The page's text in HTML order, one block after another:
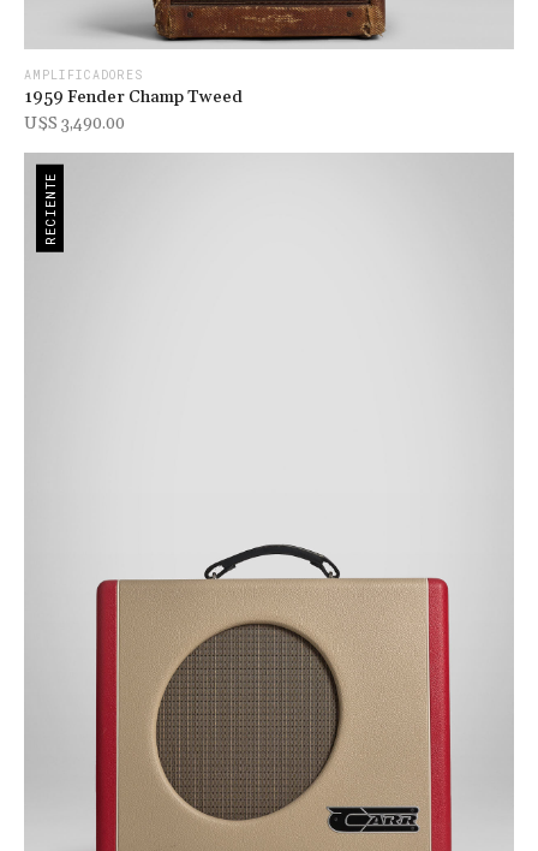
AMPLIFICADORES
1959 Fender Champ Tweed
U$s 3,490.00
RECIENTE